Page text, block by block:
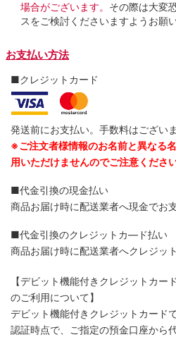
場合がございます。 その際は大変
スをご検討くださいますようお願
お支払い方法
■クレジットカード
発送前にお支払い。手数料はございま
※ご注文者様情報のお名前と異なる
用いただけませんのでご注意ください
■代金引換の現金払い
商品お届け時に配送業者へ現金でお支
■代金引換のクレジットカ―ド払い
商品お届け時に配送業者へクレジッ
【デビット機能付きクレジットカード
のご利用について】
デビット機能付きクレジットカード
認証時点で、ご指定の預金口座から